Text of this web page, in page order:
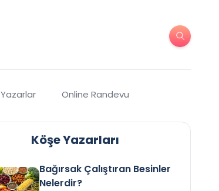
Yazarlar Online Randevu
Köşe Yazarları
Bağırsak Çalıştıran Besinler
Nelerdir?